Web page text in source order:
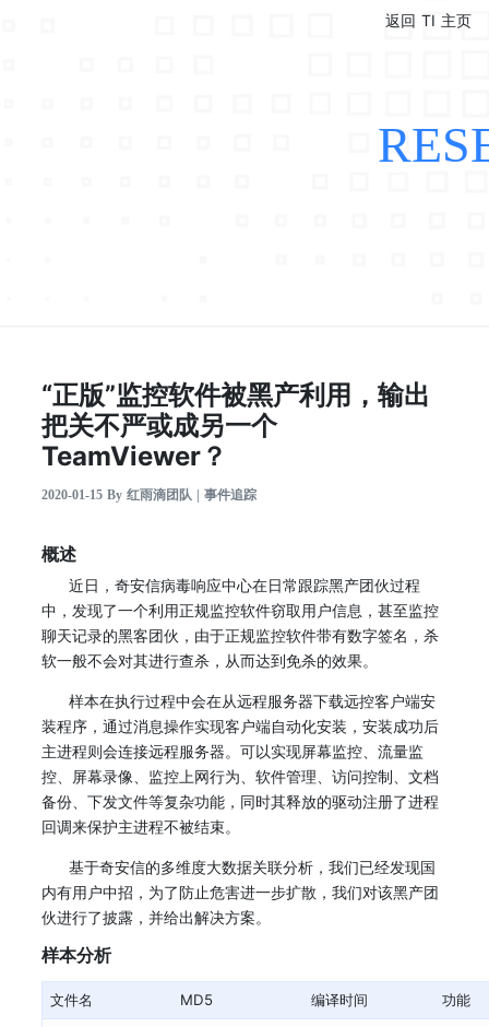
返回 TI 主页
“正版”监控软件被黑产利用，输出
把关不严或成另一个
TeamViewer？
2020-01-15 By 红雨滴团队 | 事件追踪
概述
近日，奇安信病毒响应中心在日常跟踪黑产团伙过程
中，发现了一个利用正规监控软件窃取用户信息，甚至监控
聊天记录的黑客团伙，由于正规监控软件带有数字签名，杀
软一般不会对其进行查杀，从而达到免杀的效果。
样本在执行过程中会在从远程服务器下载远控客户端安
装程序，通过消息操作实现客户端自动化安装，安装成功后
主进程则会连接远程服务器。可以实现屏幕监控、流量监
控、屏幕录像、监控上网行为、软件管理、访问控制、文档
备份、下发文件等复杂功能，同时其释放的驱动注册了进程
回调来保护主进程不被结束。
基于奇安信的多维度大数据关联分析，我们已经发现国
内有用户中招，为了防止危害进一步扩散，我们对该黑产团
伙进行了披露，并给出解决方案。
样本分析
文件名 MD5 编译时间 功能